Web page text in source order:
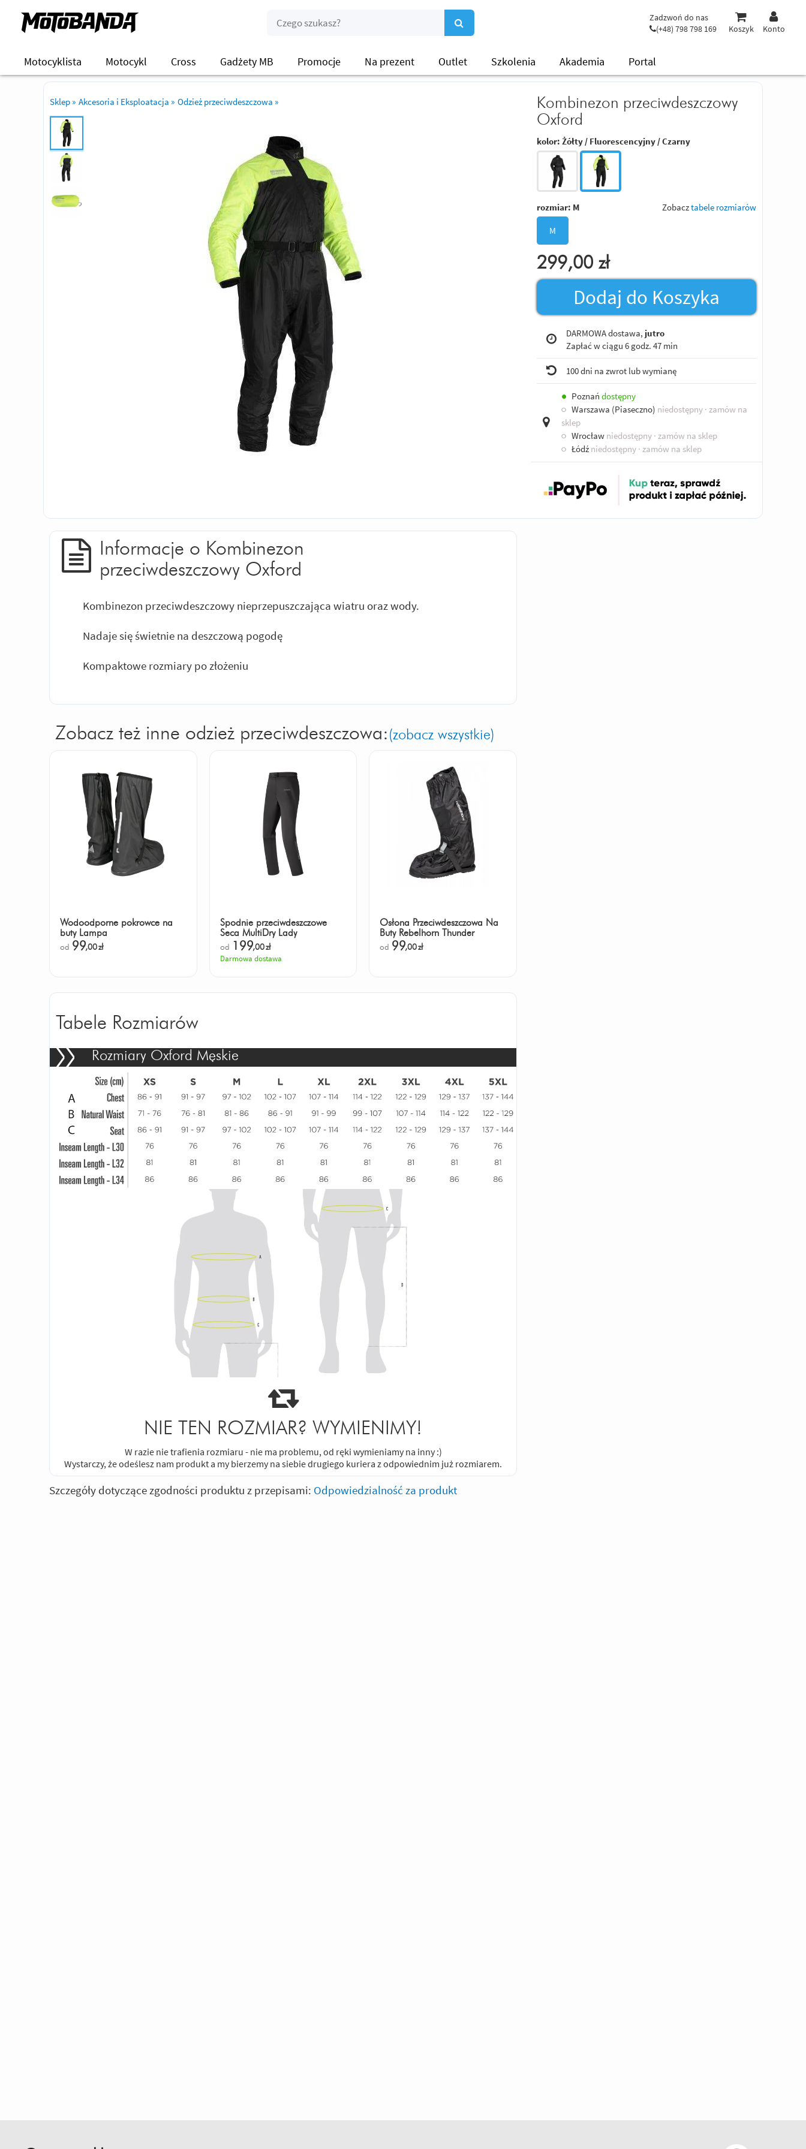
Zadzwoń do nas
(+48) 798 798 169
Koszyk Konto
Motocyklista Motocykl Cross Gadżety MB Promocje Na prezent Outlet Szkolenia Akademia Portal
Sklep » Akcesoria i Eksploatacja » Odzież przeciwdeszczowa »
Kombinezon przeciwdeszczowy
Oxford
kolor: Żółty / Fluorescencyjny / Czarny
rozmiar: M Zobacztabele rozmiarów
M
299,00 zł
Dodaj do Koszyka
DARMOWA dostawa, jutro
Zapłać w ciągu 6 godz. 47 min
100 dni na zwrot lub wymianę
● Poznań dostępny
○ Warszawa (Piaseczno) niedostępny · zamów na
sklep
○ Wrocław niedostępny · zamów na sklep
○ Łódź niedostępny · zamów na sklep
Informacje o Kombinezon
przeciwdeszczowy Oxford
Kombinezon przeciwdeszczowy nieprzepuszczająca wiatru oraz wody.
Nadaje się świetnie na deszczową pogodę
Kompaktowe rozmiary po złożeniu
Zobacz też inne odzież przeciwdeszczowa: (zobacz wszystkie)
Wodoodporne pokrowce na
buty Lampa
od 99,00zł
Spodnie przeciwdeszczowe
Seca MultiDry Lady
od 199,00zł
Darmowa dostawa
Osłona Przeciwdeszczowa Na
Buty Rebelhorn Thunder
od 99,00zł
Tabele Rozmiarów
Rozmiary Oxford Męskie
NIE TEN ROZMIAR? WYMIENIMY!
W razie nie trafienia rozmiaru - nie ma problemu, od ręki wymieniamy na inny :)
Wystarczy, że odeślesz nam produkt a my bierzemy na siebie drugiego kuriera z odpowiednim już rozmiarem.
Szczegóły dotyczące zgodności produktu z przepisami: Odpowiedzialność za produkt